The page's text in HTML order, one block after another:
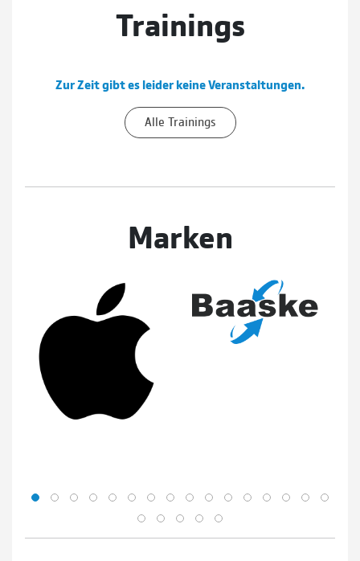
Trainings
Zur Zeit gibt es leider keine Veranstaltungen.
Alle Trainings
Marken